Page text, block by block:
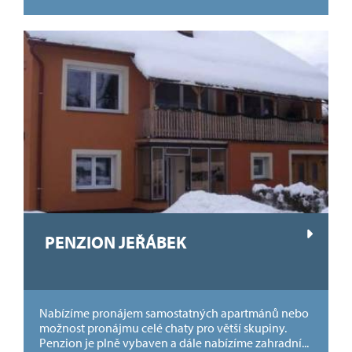
PENZION JEŘÁBEK
Nabízíme pronájem samostatných apartmánů nebo
možnost pronájmu celé chaty pro větší skupiny.
Penzion je plně vybaven a dále nabízíme zahradní...